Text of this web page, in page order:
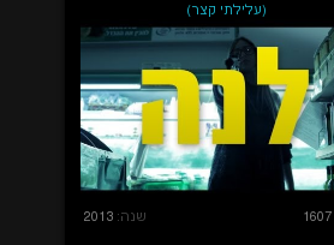
(עלילתי קצר)
1607 שנה: 2013